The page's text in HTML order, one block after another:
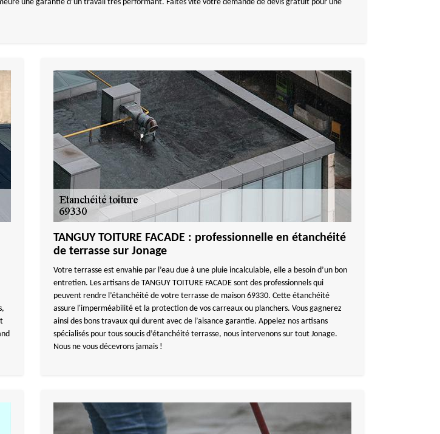
une garantie d’un travail très performant. Faites vite votre demande de devis gratuit pour une
TANGUY TOITURE FACADE : professionnelle en étanchéité
de terrasse sur Jonage
Votre terrasse est envahie par l’eau due à une pluie incalculable, elle a besoin d’un bon
entretien. Les artisans de TANGUY TOITURE FACADE sont des professionnels qui
peuvent rendre l’étanchéité de votre terrasse de maison 69330. Cette étanchéité
assure l'imperméabilité et la protection de vos carreaux ou planchers. Vous gagnerez
ainsi des bons travaux qui durent avec de l’aisance garantie. Appelez nos artisans
spécialisés pour tous soucis d’étanchéité terrasse, nous intervenons sur tout Jonage.
Nous ne vous décevrons jamais !